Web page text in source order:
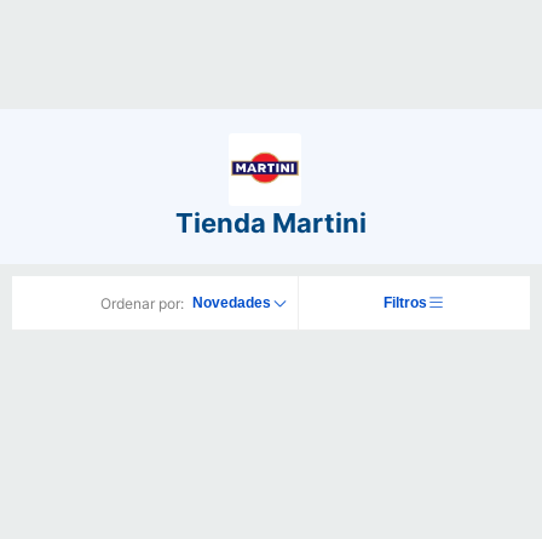
Tienda Martini
Ordenar por: Novedades Filtros